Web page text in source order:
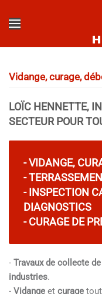
Accéder au
Vidange, curage,
LOÏC HENNETTE,
SECTEUR POUR
-VIDANGE,
-
-INSPECTION
DIAGNOSTICS
-CURAGE DE
- Travaux de collecte
industries.
- Vidange et curage